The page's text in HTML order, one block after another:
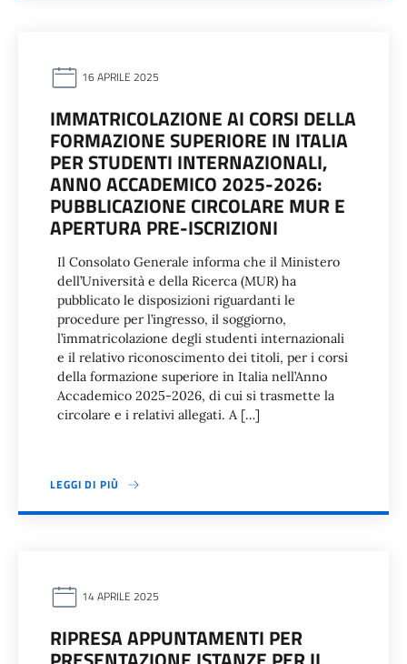
16 APRILE 2025
IMMATRICOLAZIONE AI CORSI DELLA
FORMAZIONE SUPERIORE IN ITALIA
PER STUDENTI INTERNAZIONALI,
ANNO ACCADEMICO 2025-2026:
PUBBLICAZIONE CIRCOLARE MUR E
APERTURA PRE-ISCRIZIONI
Il Consolato Generale informa che il Ministero
dell’Università e della Ricerca (MUR) ha
pubblicato le disposizioni riguardanti le
procedure per l’ingresso, il soggiorno,
l’immatricolazione degli studenti internazionali
e il relativo riconoscimento dei titoli, per i corsi
della formazione superiore in Italia nell’Anno
Accademico 2025-2026, di cui si trasmette la
circolare e i relativi allegati. A […]
LEGGI DI PIÙ
14 APRILE 2025
RIPRESA APPUNTAMENTI PER